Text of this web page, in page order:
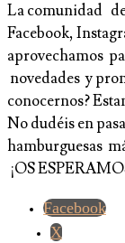
La comunidad
Facebook,
aprovechamos
novedades y
conocernos?
No dudéis en
hamburguesas
¡OS
Facebook
X